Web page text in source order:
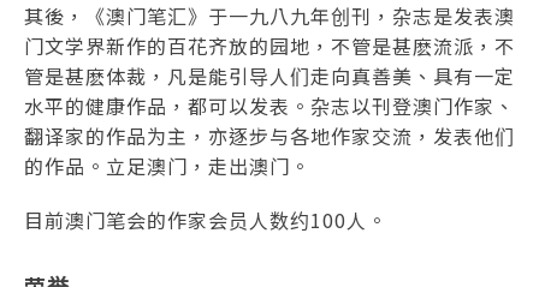
其後，《澳门笔汇》于一九八九年创刊，杂志是发表澳
门文学界新作的百花齐放的园地，不管是甚麽流派，不
管是甚麽体裁，凡是能引导人们走向真善美、具有一定
水平的健康作品，都可以发表。杂志以刊登澳门作家、
翻译家的作品为主，亦逐步与各地作家交流，发表他们
的作品。立足澳门，走出澳门。
目前澳门笔会的作家会员人数约100人。